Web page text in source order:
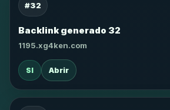
#32
Backlink generado 32
1195.xg4ken.com
SI Abrir